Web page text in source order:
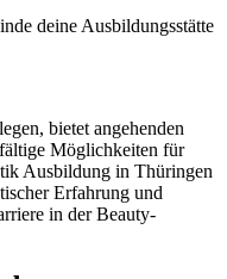
deine Ausbildungsstätte
bietet angehenden
Möglichkeiten für
Ausbildung in Thüringen
Erfahrung und
in der Beauty-